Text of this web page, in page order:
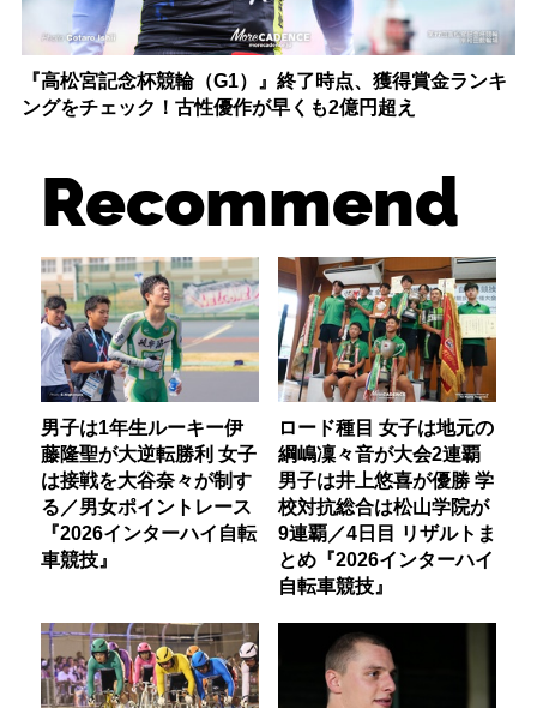
『高松宮記念杯競輪（G1）』終了時点、獲得賞金ランキ
ングをチェック！古性優作が早くも2億円超え
Recommend
男子は1年生ルーキー伊
藤隆聖が大逆転勝利 女子
は接戦を大谷奈々が制す
る／男女ポイントレース
『2026インターハイ自転
車競技』
ロード種目 女子は地元の
綱嶋凜々音が大会2連覇
男子は井上悠喜が優勝 学
校対抗総合は松山学院が
9連覇／4日目 リザルトま
とめ『2026インターハイ
自転車競技』